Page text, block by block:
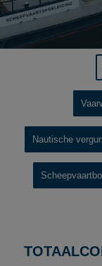
Nautische